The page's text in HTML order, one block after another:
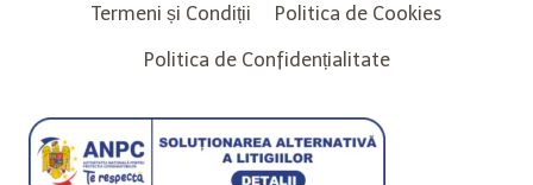
Termeni și Condiții Politica de Cookies
Politica de Confidențialitate